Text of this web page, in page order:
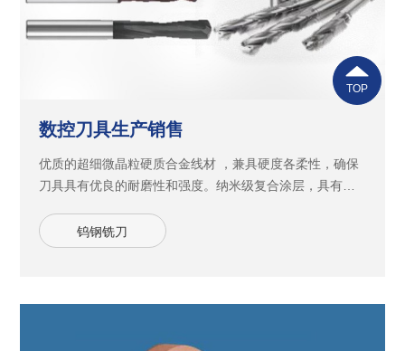
数控刀具生产销售
优质的超细微晶粒硬质合金线材 ，兼具硬度各柔性，确保
刀具具有优良的耐磨性和强度。纳米级复合涂层，具有超
热和耐磨性。独特新型的槽型和刃型结构，使刀具刃口更
锋利、排悄更顺畅，刚性更强。世界一流CNC精密研磨设
钨钢铣刀
TOP